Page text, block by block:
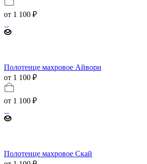
от 1 100 ₽
Полотенце махровое Айвори
от 1 100 ₽
от 1 100 ₽
Полотенце махровое Скай